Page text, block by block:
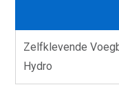
Zelfklevende
Hydro